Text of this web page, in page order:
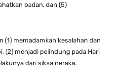
badan, dan (5)
(1) memadamkan kesalahan dan
(2) menjadi pelindung pada Hari
dari siksa neraka.